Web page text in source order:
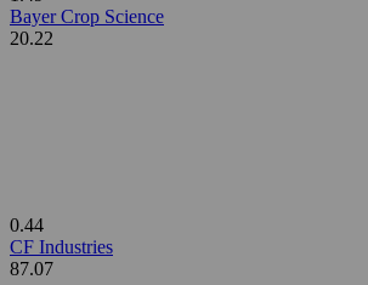
Bayer Crop Science
20.22
0.44
CF Industries
87.07